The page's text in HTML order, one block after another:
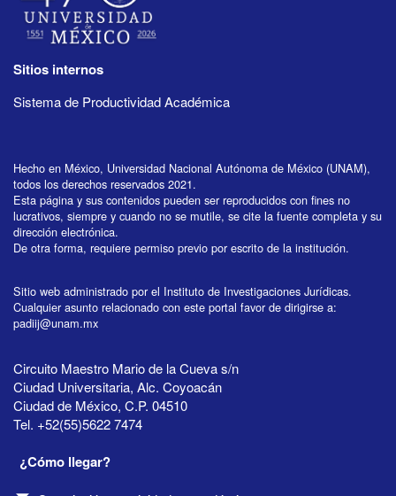
Sitios internos
Sistema de Productividad Académica
Hecho en México, Universidad Nacional Autónoma de México (UNAM),
todos los derechos reservados 2021.
Esta página y sus contenidos pueden ser reproducidos con fines no
lucrativos, siempre y cuando no se mutile, se cite la fuente completa y su
dirección electrónica.
De otra forma, requiere permiso previo por escrito de la institución.
Sitio web administrado por el Instituto de Investigaciones Jurídicas.
Cualquier asunto relacionado con este portal favor de dirigirse a:
padiij@unam.mx
Circuito Maestro Mario de la Cueva s/n
Ciudad Universitaria, Alc. Coyoacán
Ciudad de México, C.P. 04510
Tel. +52(55)5622 7474
¿Cómo llegar?